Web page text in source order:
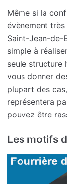
Même si la
évènement
Saint-Jean-de-
simple à
seule structure
vous donner
plupart des
représentera
pouvez être
Les motifs